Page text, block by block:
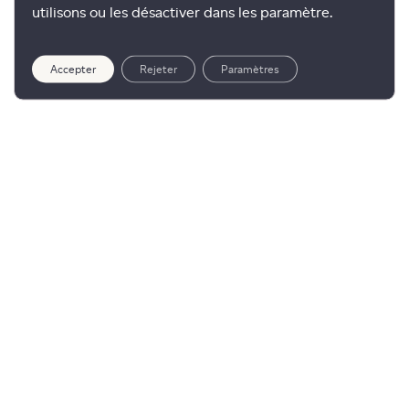
utilisons ou les désactiver dans les paramètre.
Accepter Rejeter Paramètres